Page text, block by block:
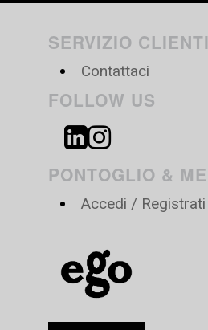
SERVIZIO CLIENTI
Contattaci
FOLLOW US
PONTOGLIO & ME
Accedi / Registrati